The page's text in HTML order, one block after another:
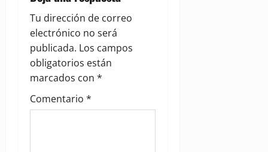
g
a
t
i
Tu dirección de correo
electrónico no será
publicada. Los campos
obligatorios están
marcados con *
Comentario *